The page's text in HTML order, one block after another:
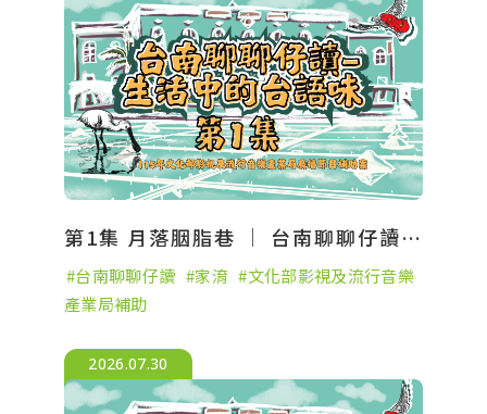
第1集 月落胭脂巷 │ 台南聊聊仔讀-生活中的台語味
台南聊聊仔讀 家淯
文化部影視及流行音樂
產業局補助
2026.07.30